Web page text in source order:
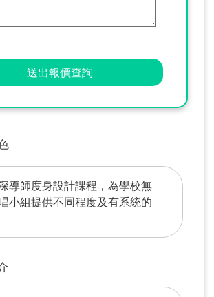
送出報價查詢
導師度身設計課程，為學校無
小組提供不同程度及有系統的